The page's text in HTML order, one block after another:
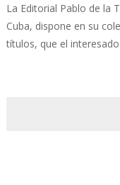
La Editorial Pablo de la
Cuba, dispone en su
títulos, que el